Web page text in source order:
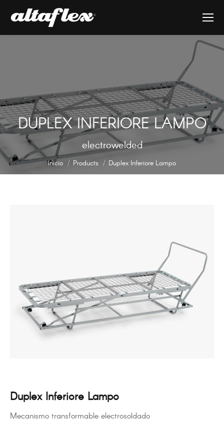
DUPLEX INFERIORE LAMPO
electrowelded
Estás aquí:
Inicio Products Duplex Inferiore Lampo
Duplex Inferiore Lampo
Mecanismo transformable electrosoldado